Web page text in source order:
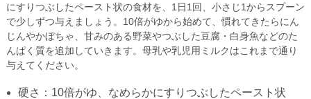
にすりつぶしたペースト状の食材を、1日1回、小さじ1からスプーン
で少しずつ与えましょう。10倍がゆから始めて、慣れてきたらにん
じんやかぼちゃ、甘みのある野菜やつぶした豆腐・白身魚などのた
んぱく質を追加していきます。母乳や乳児用ミルクはこれまで通り
与えてください。
硬さ：10倍がゆ、なめらかにすりつぶしたペースト状